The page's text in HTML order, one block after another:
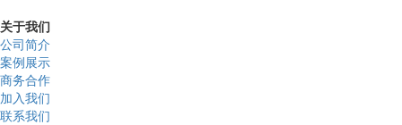
关于我们
公司简介
案例展示
商务合作
加入我们
联系我们